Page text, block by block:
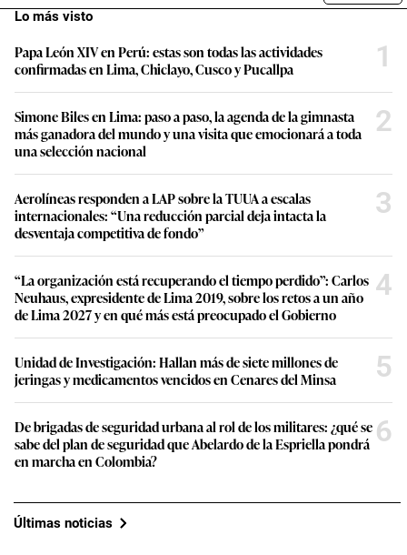
Lo más visto
Papa León XIV en Perú: estas son todas las actividades
confirmadas en Lima, Chiclayo, Cusco y Pucallpa
1
Simone Biles en Lima: paso a paso, la agenda de la gimnasta
más ganadora del mundo y una visita que emocionará a toda
una selección nacional
2
Aerolíneas responden a LAP sobre la TUUA a escalas
internacionales: “Una reducción parcial deja intacta la
desventaja competitiva de fondo”
3
“La organización está recuperando el tiempo perdido”: Carlos
Neuhaus, expresidente de Lima 2019, sobre los retos a un año
de Lima 2027 y en qué más está preocupado el Gobierno
4
Unidad de Investigación: Hallan más de siete millones de
jeringas y medicamentos vencidos en Cenares del Minsa
5
De brigadas de seguridad urbana al rol de los militares: ¿qué se
sabe del plan de seguridad que Abelardo de la Espriella pondrá
en marcha en Colombia?
6
Últimas noticias